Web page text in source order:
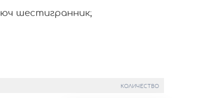
шестигранник;
КОЛИЧЕСТВО